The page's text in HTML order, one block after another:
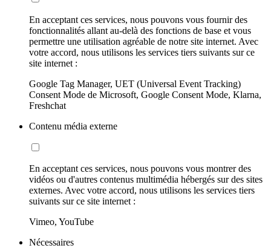
En acceptant ces services, nous pouvons vous fournir des
fonctionnalités allant au-delà des fonctions de base et vous
permettre une utilisation agréable de notre site internet. Avec
votre accord, nous utilisons les services tiers suivants sur ce
site internet :
Google Tag Manager, UET (Universal Event Tracking)
Consent Mode de Microsoft, Google Consent Mode, Klarna,
Freshchat
Contenu média externe
En acceptant ces services, nous pouvons vous montrer des
vidéos ou d'autres contenus multimédia hébergés sur des sites
externes. Avec votre accord, nous utilisons les services tiers
suivants sur ce site internet :
Vimeo, YouTube
Nécessaires